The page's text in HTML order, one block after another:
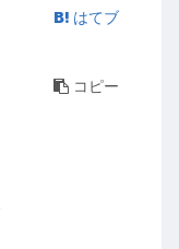
はてブ
コピー